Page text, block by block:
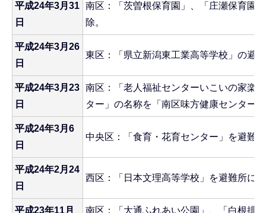
平成24年3月31
日
南区：「茨曽根保育園」、「庄瀬保育園
除。
平成24年3月26
日
東区：「県立新潟東工業高等学校」の避
平成24年3月23
日
南区：「老人福祉センターいこいの家楽
ター」の名称を「南区味方健康センター
平成24年3月6
日
中央区：「食育・花育センター」を避難
平成24年2月24
日
西区：「日本文理高等学校」を避難所に
平成23年11月
南区：「大通ふれあい公園」、「白根排